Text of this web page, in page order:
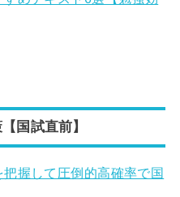
国試直前】
握して圧倒的高確率で国